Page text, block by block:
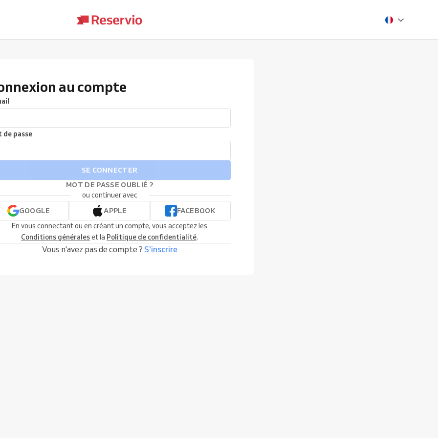
au compte
de passe
SE CONNECTER
MOT DE PASSE OUBLIÉ ?
ou continuer avec
GOOGLE
APPLE
FACEBOOK
En vous connectant ou en créant un compte, vous acceptez les
Conditions généraleset la Politique de confidentialité.
Vous n'avez pas de compte ? S'inscrire